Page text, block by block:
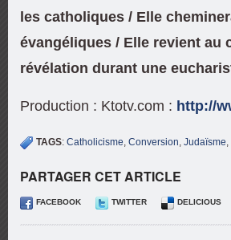
les catholiques / Elle
évangéliques / Elle revient au
révélation durant une
Production : Ktotv.com : http://
TAGS: Catholicisme, Conversion, Judaïsme,
PARTAGER CET ARTICLE
FACEBOOK TWITTER DELICIOUS